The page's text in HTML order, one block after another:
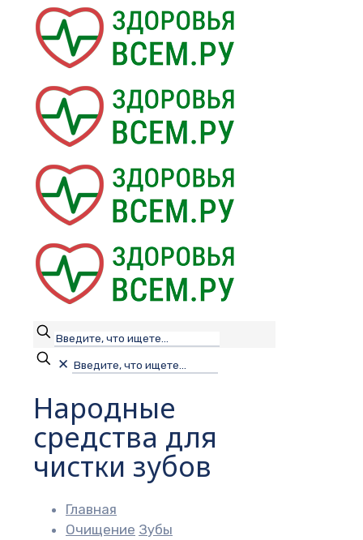
✕
Народные
средства для
чистки зубов
Главная
Очищение Зубы